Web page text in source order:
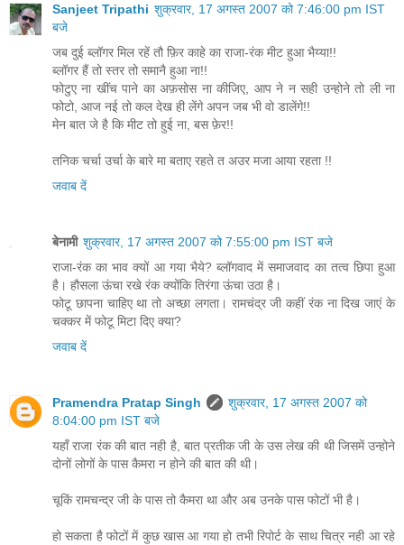
Sanjeet Tripathi शुक्रवार, 17 अगस्त 2007 को 7:46:00 pm IST
बजे
जब दुई ब्लॉगर मिल रहें तौ फ़िर काहे का राजा-रंक मीट हुआ भैय्या!!
ब्लॉगर हैं तो स्तर तो समानै हुआ ना!!
फोटुए ना खींच पाने का अफ़सोस ना कीजिए, आप ने न सही उन्होने तो ली ना
फोटो, आज नई तो कल देख ही लेंगे अपन जब भी वो डालेंगे!!
मेन बात जे है कि मीट तो हुई ना, बस फ़ेर!!
तनिक चर्चा उर्चा के बारे मा बताए रहते त अउर मजा आया रहता !!
जवाब दें
बेनामी शुक्रवार, 17 अगस्त 2007 को 7:55:00 pm IST बजे
राजा-रंक का भाव क्यों आ गया भैये? ब्लॉगवाद में समाजवाद का तत्व छिपा हुआ
है। हौसला ऊंचा रखे रंक क्योंकि तिरंगा ऊंचा उठा है।
फोटू छापना चाहिए था तो अच्छा लगता। रामचंद्र जी कहीं रंक ना दिख जाएं के
चक्कर में फोटू मिटा दिए क्या?
जवाब दें
Pramendra Pratap Singh
शुक्रवार, 17 अगस्त 2007 को
8:04:00 pm IST बजे
यहॉं राजा रंक की बात नही है, बात प्रतीक जी के उस लेख की थी जिसमें उन्‍होने
दोनों लोगों के पास कैमरा न होने की बात की थी।
चूकिं रामचन्‍द्र जी के पास तो कैमरा था और अब उनके पास फोटों भी है।
हो सकता है फोटों में कुछ खास आ गया हो तभी रिपोर्ट के साथ चित्र नही आ रहे